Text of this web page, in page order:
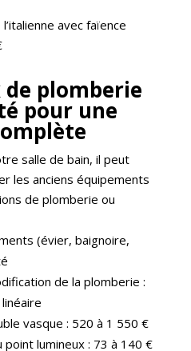
avec faïence
plomberie
pour une
salle de bain, il peut
les anciens équipements
de plomberie ou
(évier, baignoire,
de la plomberie :
vasque : 520 à 1 550 €
point lumineux : 73 à 140 €